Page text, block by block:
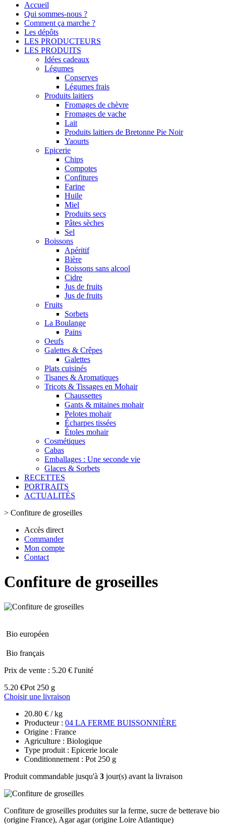
Accueil
Qui sommes-nous ?
Comment ça marche ?
Les dépôts
LES PRODUCTEURS
LES PRODUITS
Idées cadeaux
Légumes
Conserves
Légumes frais
Produits laitiers
Fromages de chèvre
Fromages de vache
Lait
Produits laitiers de Bretonne Pie Noir
Yaourts
Epicerie
Chips
Compotes
Confitures
Farine
Huile
Miel
Produits secs
Pâtes sèches
Sel
Boissons
Apéritif
Bière
Boissons sans alcool
Cidre
Jus de fruits
Jus de fruits
Fruits
Sorbets
La Boulange
Pains
Oeufs
Galettes & Crêpes
Galettes
Plats cuisinés
Tisanes & Aromatiques
Tricots & Tissages en Mohair
Chaussettes
Gants & mitaines mohair
Pelotes mohair
Écharpes tissées
Étoles mohair
Cosmétiques
Cabas
Emballages : Une seconde vie
Glaces & Sorbets
RECETTES
PORTRAITS
ACTUALITÉS
> Confiture de groseilles
Accès direct
Commander
Mon compte
Contact
Confiture de groseilles
Bio européen
Bio français
Prix de vente : 5.20 € l'unité
5.20 €Pot 250 g
Choisir une livraison
20.80 € / kg
Producteur : 04 LA FERME BUISSONNIÈRE
Origine : France
Agriculture : Biologique
Type produit : Epicerie locale
Conditionnement : Pot 250 g
Produit commandable jusqu'à 3 jour(s) avant la livraison
Confiture de groseilles produites sur la ferme, sucre de betterave bio
(origine France), Agar agar (origine Loire Atlantique)